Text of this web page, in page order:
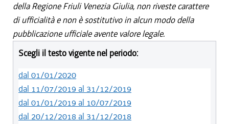
della Regione Friuli Venezia Giulia, non riveste carattere
di ufficialità e non è sostitutivo in alcun modo della
pubblicazione ufficiale avente valore legale.
Scegli il testo vigente nel periodo:
dal 01/01/2020
dal 11/07/2019 al 31/12/2019
dal 01/01/2019 al 10/07/2019
dal 20/12/2018 al 31/12/2018